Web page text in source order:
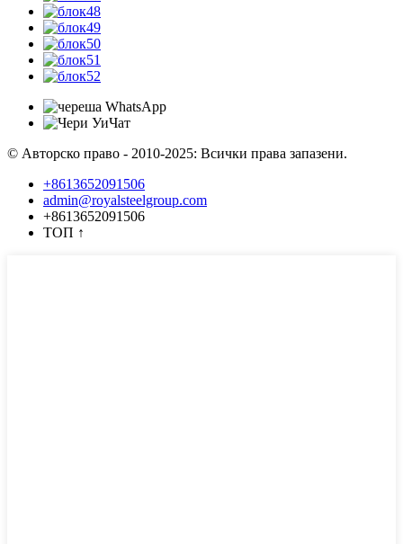
© Авторско право - 2010-2025: Всички права запазени.
+8613652091506
admin@royalsteelgroup.com
+8613652091506
ТОП ↑